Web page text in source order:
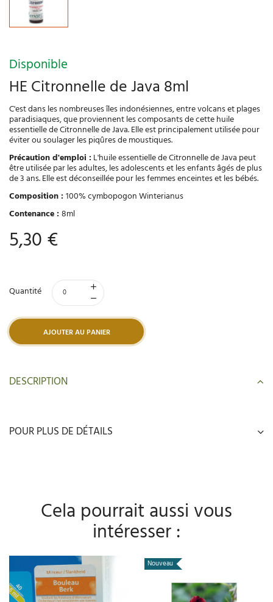
Disponible
HE Citronnelle de Java 8ml
C'est dans les nombreuses îles indonésiennes, entre volcans et plages
paradisiaques, que proviennent les composants de cette huile
essentielle de Citronnelle de Java. Elle est principalement utilisée pour
éviter ou soulager les piqûres de moustiques.
Précaution d'emploi :L'huile essentielle de Citronnelle de Java peut
être utilisée par les adultes, les adolescents et les enfants âgés de plus
de 3 ans. Elle est déconseillée pour les femmes enceintes et les bébés.
Composition :100% cymbopogon Winterianus
Contenance :8ml
5,30 €
Quantité
AJOUTER AU PANIER
DESCRIPTION
POUR PLUS DE DÉTAILS
Cela pourrait aussi vous
intéresser :
Nouveau